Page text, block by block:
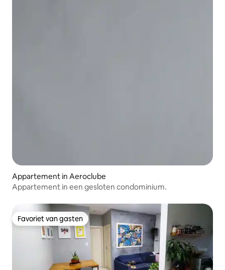
Appartement in Aeroclube
Appartement in een gesloten condominium.
Favoriet van gasten
Favoriet van gasten